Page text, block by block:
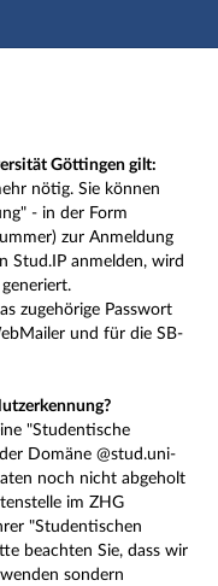
Göttingen gilt:
nötig. Sie können
- in der Form
zur Anmeldung
Stud.IP anmelden, wird
zugehörige Passwort
und für die SB-
"Studentische
Domäne @stud.uni-
noch nicht abgeholt
im ZHG
"Studentischen
beachten Sie, dass wir
sondern